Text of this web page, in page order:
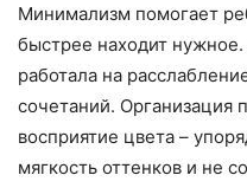
Минимализм помогает
быстрее находит
работала на
сочетаний. Организация
восприятие цвета –
мягкость оттенков и не